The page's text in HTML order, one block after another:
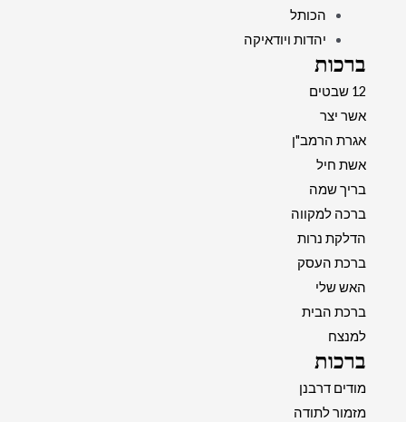
הכותל
יהדות ויודאיקה
ברכות
12 שבטים
אשר יצר
אגרת הרמב"ן
אשת חיל
בריך שמה
ברכה למקווה
הדלקת נרות
ברכת העסק
האש שלי
ברכת הבית
למנצח
ברכות
מודים דרבנן
מזמור לתודה